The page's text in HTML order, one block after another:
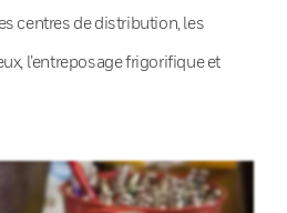
centres de distribution, les
l’entreposage frigorifique et